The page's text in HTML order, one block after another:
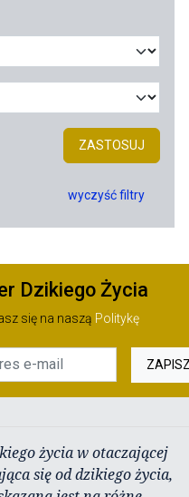
ZASTOSUJ
wyczyść filtry
Dzikiego Życia
się na naszą Politykę
życia w otaczającej
się od dzikiego życia,